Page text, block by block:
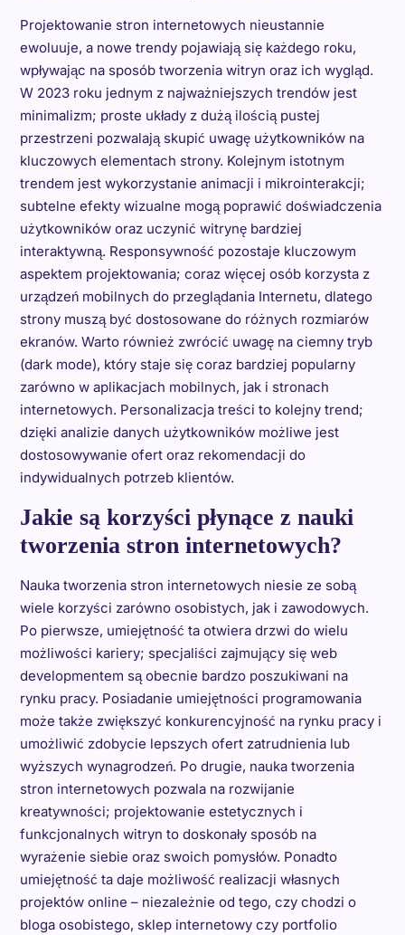
Projektowanie stron internetowych nieustannie
ewoluuje, a nowe trendy pojawiają się każdego roku,
wpływając na sposób tworzenia witryn oraz ich wygląd.
W 2023 roku jednym z najważniejszych trendów jest
minimalizm; proste układy z dużą ilością pustej
przestrzeni pozwalają skupić uwagę użytkowników na
kluczowych elementach strony. Kolejnym istotnym
trendem jest wykorzystanie animacji i mikrointerakcji;
subtelne efekty wizualne mogą poprawić doświadczenia
użytkowników oraz uczynić witrynę bardziej
interaktywną. Responsywność pozostaje kluczowym
aspektem projektowania; coraz więcej osób korzysta z
urządzeń mobilnych do przeglądania Internetu, dlatego
strony muszą być dostosowane do różnych rozmiarów
ekranów. Warto również zwrócić uwagę na ciemny tryb
(dark mode), który staje się coraz bardziej popularny
zarówno w aplikacjach mobilnych, jak i stronach
internetowych. Personalizacja treści to kolejny trend;
dzięki analizie danych użytkowników możliwe jest
dostosowywanie ofert oraz rekomendacji do
indywidualnych potrzeb klientów.
Jakie są korzyści płynące z nauki
tworzenia stron internetowych?
Nauka tworzenia stron internetowych niesie ze sobą
wiele korzyści zarówno osobistych, jak i zawodowych.
Po pierwsze, umiejętność ta otwiera drzwi do wielu
możliwości kariery; specjaliści zajmujący się web
developmentem są obecnie bardzo poszukiwani na
rynku pracy. Posiadanie umiejętności programowania
może także zwiększyć konkurencyjność na rynku pracy i
umożliwić zdobycie lepszych ofert zatrudnienia lub
wyższych wynagrodzeń. Po drugie, nauka tworzenia
stron internetowych pozwala na rozwijanie
kreatywności; projektowanie estetycznych i
funkcjonalnych witryn to doskonały sposób na
wyrażenie siebie oraz swoich pomysłów. Ponadto
umiejętność ta daje możliwość realizacji własnych
projektów online – niezależnie od tego, czy chodzi o
bloga osobistego, sklep internetowy czy portfolio